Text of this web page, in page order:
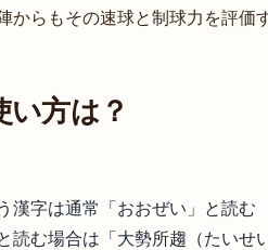
からもその速球と制球力を評価
い方は？
漢字は通常「おおぜい」と読む
読む場合は「大勢所趨（たいせ